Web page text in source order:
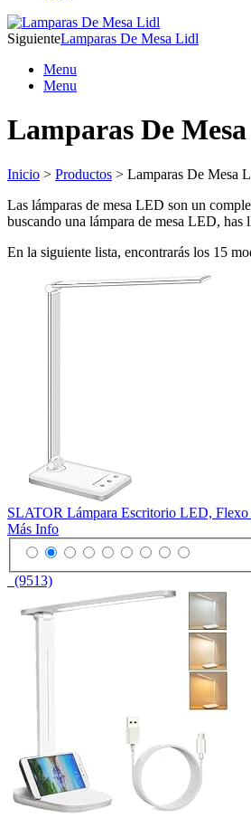
SiguienteLamparas De Mesa Lidl
Menu
Menu
Lamparas De
Inicio > Productos > Lamparas De Mesa
Las lámparas de mesa LED son un
buscando una lámpara de mesa LED, has
En la siguiente lista, encontrarás los 15
SLATOR Lámpara Escritorio LED,
Más Info
(9513)